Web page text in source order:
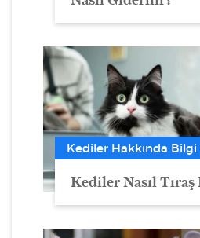
Kediler Hakkında Bilgi
Kediler Nasıl